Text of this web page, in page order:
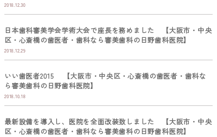
2018.12.30
日本歯科審美学会学術大会で座長を務めました 【大阪市・中央
区・心斎橋の歯医者・歯科なら審美歯科の日野歯科医院】
2018.12.29
いい歯医者2015 【大阪市・中央区・心斎橋の歯医者・歯科な
ら審美歯科の日野歯科医院】
2018.10.18
最新設備を導入し、医院を全面改装致しました 【大阪市・中央
区・心斎橋の歯医者・歯科なら審美歯科の日野歯科医院】